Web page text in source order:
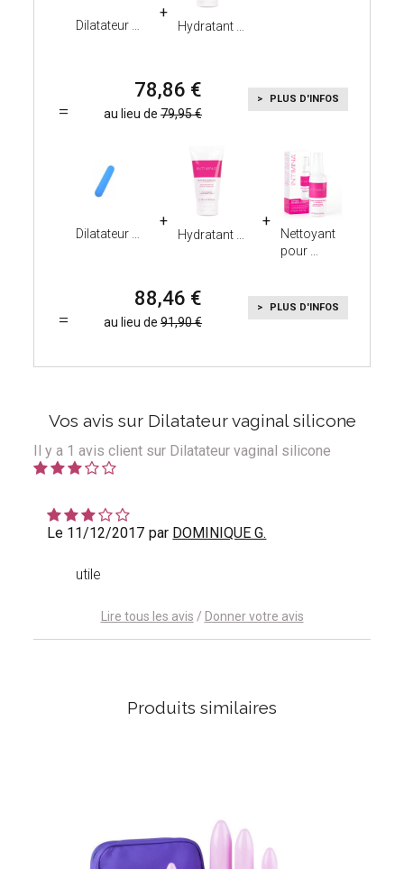
Dilatateur Hydratant
78,86
au lieu de 79,95
PLUS D'INFOS
Dilatateur Hydratant
Nettoyant
pour
88,46
au lieu de 91,90
PLUS D'INFOS
Vos avis sur Dilatateur vaginal silicone
Il y a 1 avis client sur Dilatateur vaginal silicone
Le 11/12/2017 par DOMINIQUE G.
utile
Lire tous les avis / Donner votre avis
Produits similaires